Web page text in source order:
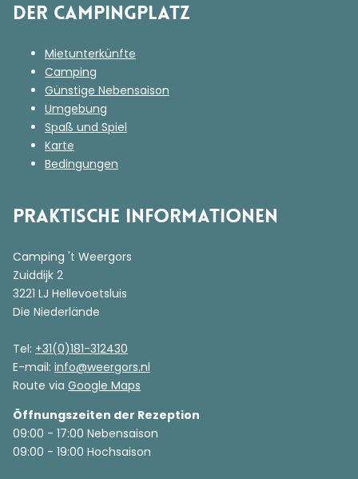
Der Campingplatz
Mietunterkünfte
Camping
Günstige Nebensaison
Umgebung
Spaß und Spiel
Karte
Bedingungen
Praktische Informationen
Camping 't Weergors
Zuiddijk 2
3221 LJ Hellevoetsluis
Die Niederlände
Tel: +31(0)181-312430
E-mail: info@weergors.nl
Route via Google Maps
Öffnungszeiten der Rezeption
09:00 - 17:00 Nebensaison
09:00 - 19:00 Hochsaison